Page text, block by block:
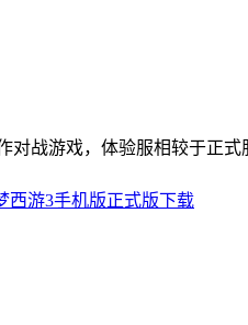
对战游戏，体验服相较于正